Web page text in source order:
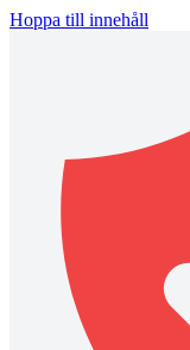
Hoppa till innehåll